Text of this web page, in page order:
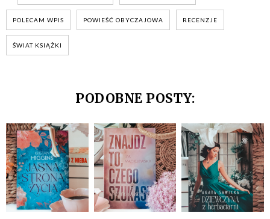
POLECAM WPIS POWIEŚĆ OBYCZAJOWA RECENZJE
ŚWIAT KSIĄŻKI
PODOBNE POSTY: